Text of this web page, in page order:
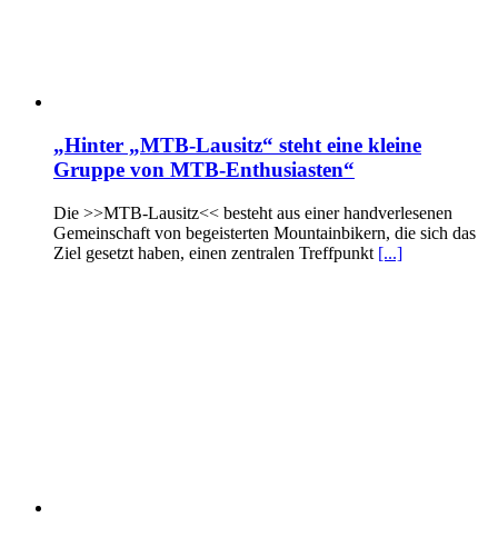
„Hinter „MTB-Lausitz“ steht eine kleine
Gruppe von MTB-Enthusiasten“
Die >>MTB-Lausitz<< besteht aus einer handverlesenen
Gemeinschaft von begeisterten Mountainbikern, die sich das
Ziel gesetzt haben, einen zentralen Treffpunkt [...]